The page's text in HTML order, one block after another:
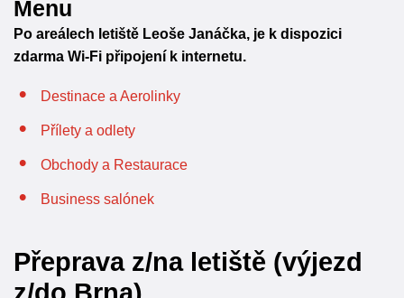
Menu
Po areálech letiště Leoše Janáčka, je k dispozici
zdarma Wi-Fi připojení k internetu.
Destinace a Aerolinky
Přílety a odlety
Obchody a Restaurace
Business salónek
Přeprava z/na letiště (výjezd